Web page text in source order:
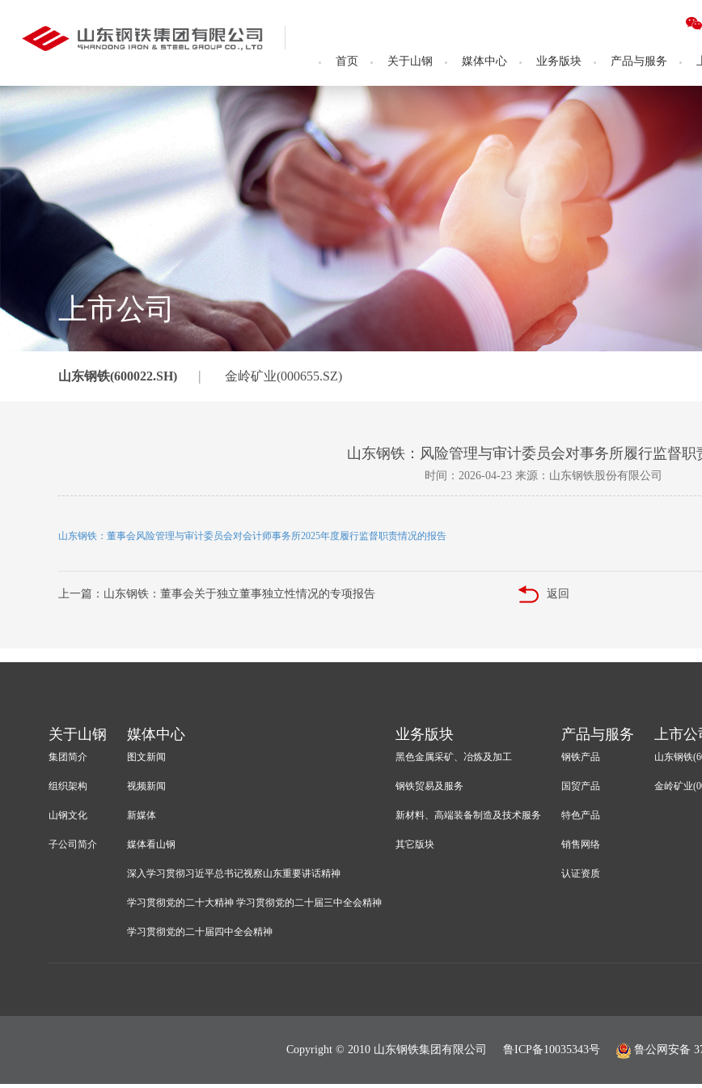
首页 关于山钢 媒体中心 业务版块 产品与服务
上市公司
山东钢铁(600022.SH) | 金岭矿业(000655.SZ)
山东钢铁：风险管理与审计委员会对事务所履行监督职
时间：2026-04-23 来源：山东钢铁股份有限公司
山东钢铁：董事会风险管理与审计委员会对会计师事务所2025年度履行监督职责情况的报告
上一篇：山东钢铁：董事会关于独立董事独立性情况的专项报告 返回
关于山钢
集团简介
组织架构
山钢文化
子公司简介
媒体中心
图文新闻
视频新闻
新媒体
媒体看山钢
深入学习贯彻习近平总书记视察山东重要讲话精神
学习贯彻党的二十大精神 学习贯彻党的二十届三中全会精神
学习贯彻党的二十届四中全会精神
业务版块
黑色金属采矿、冶炼及加工
钢铁贸易及服务
新材料、高端装备制造及技术服务
其它版块
产品与服务
钢铁产品
国贸产品
特色产品
销售网络
认证资质
上市公
山东钢铁
金岭矿业
Copyright © 2010 山东钢铁集团有限公司 鲁ICP备10035343号 鲁公网安备